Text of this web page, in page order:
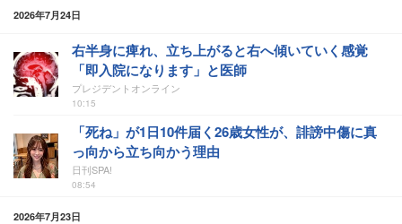
2026年7月24日
右半身に痺れ、立ち上がると右へ傾いていく感覚
「即入院になります」と医師
プレジデントオンライン
10:15
「死ね」が1日10件届く26歳女性が、誹謗中傷に真
っ向から立ち向かう理由
日刊SPA!
08:54
2026年7月23日